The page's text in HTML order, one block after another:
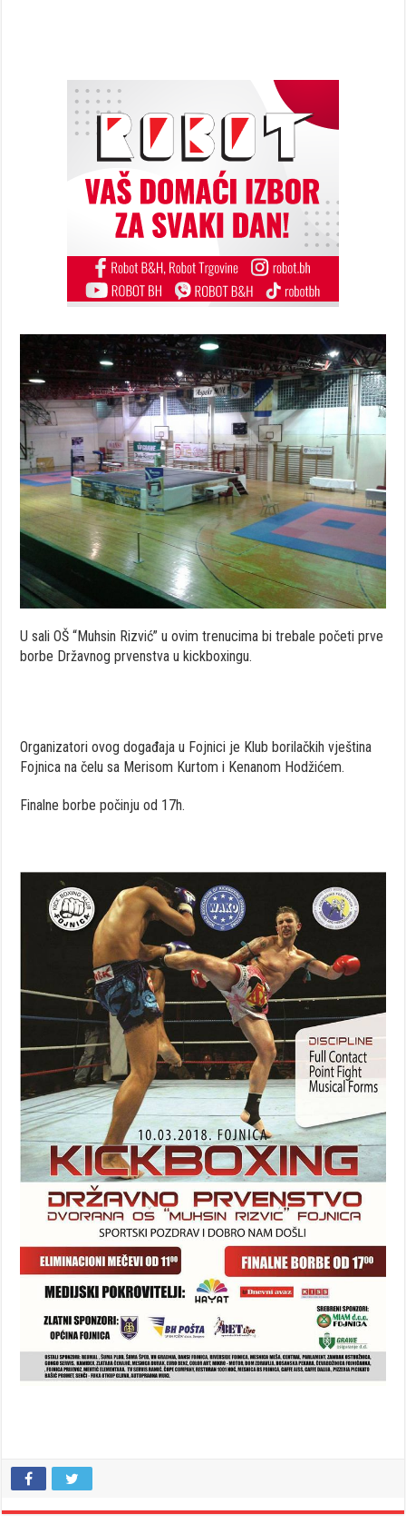
U sali OŠ “Muhsin Rizvić” u ovim trenucima bi trebale početi prve
borbe Državnog prvenstva u kickboxingu.
Organizatori ovog događaja u Fojnici je Klub borilačkih vještina
Fojnica na čelu sa Merisom Kurtom i Kenanom Hodžićem.
Finalne borbe počinju od 17h.